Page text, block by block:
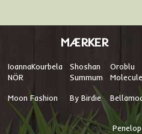
MÆRKER
IoannaKourbela Shoshan Oroblu
NÖR Summum Molecule
Moon Fashion By Birdie